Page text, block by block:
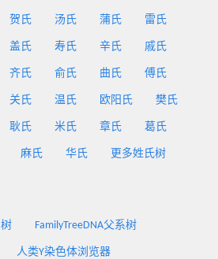
贺氏 汤氏 蒲氏 雷氏
盖氏 寿氏 辛氏 戚氏
齐氏 俞氏 曲氏 傅氏
关氏 温氏 欧阳氏 樊氏
耿氏 米氏 章氏 葛氏
麻氏 华氏 更多姓氏树
FamilyTreeDNA父系树
人类Y染色体浏览器